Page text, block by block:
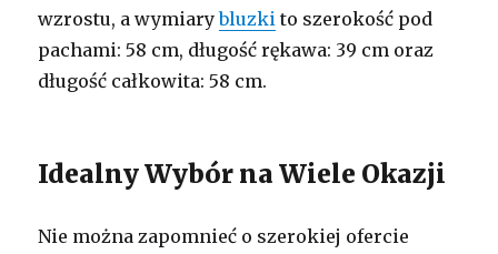
wzrostu, a wymiarybluzki to szerokość pod
pachami: 58 cm, długość rękawa: 39 cm oraz
długość całkowita: 58 cm.
Idealny Wybór na Wiele Okazji
Nie można zapomnieć o szerokiej ofercie